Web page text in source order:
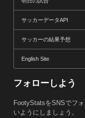
サッカーデータAPI
サッカーの結果予想
English Site
フォローしよう
FootyStatsをSNSでフ
いようにしましょう。